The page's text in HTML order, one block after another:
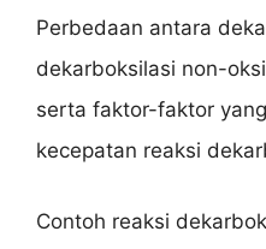
Perbedaan antara
dekarboksilasi non-
serta faktor-faktor
kecepatan reaksi
Contoh reaksi